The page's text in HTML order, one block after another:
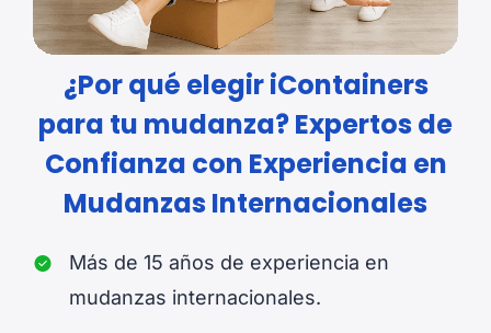
¿Por qué elegir iContainers
para tu mudanza? Expertos de
Confianza con Experiencia en
Mudanzas Internacionales
Más de 15 años de experiencia en
mudanzas internacionales.